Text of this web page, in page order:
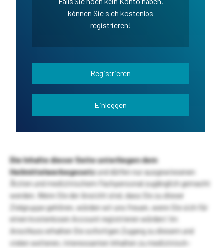
können Sie sich kostenlos
registrieren!
Registrieren
Einloggen
Die Inhalte dieser Seite unterliegen dem
Heilmittelwerbegesetzund dürfen nur ausgewiesenen
Ärzten und medizinischem Fachpersonal zugänglich gemacht
werden. Wenn Sie der Ansicht sind, dass Sie zu dieser
Zielgruppe gehören, würden wir uns freuen, wenn Sie sich für
einen kostenlosen Account registrieren würden! Im
Anschluss erhalten Sie sofortigen Zugang zu diesem und
vielen weiteren, interessanten Inhalten zu medizinisch-